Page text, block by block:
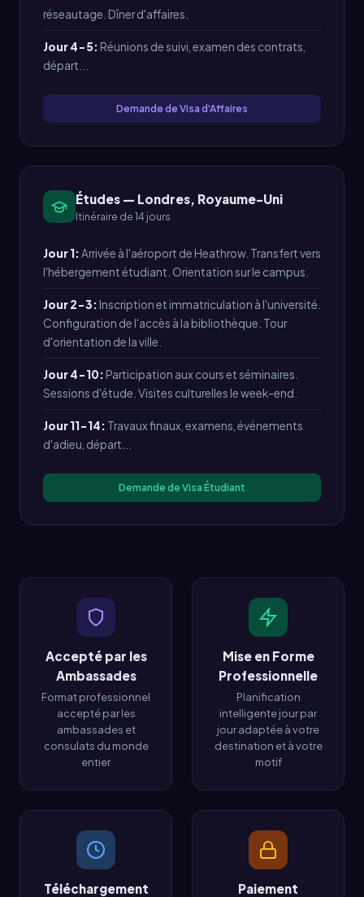
réseautage. Dîner d'affaires.
Jour 4-5: Réunions de suivi, examen des contrats,
départ...
Demande de Visa d'Affaires
Études — Londres, Royaume-Uni
Itinéraire de 14 jours
Jour 1:Arrivée à l'aéroport de Heathrow. Transfert vers
l'hébergement étudiant. Orientation sur le campus.
Jour 2-3: Inscription et immatriculation à l'université.
Configuration de l'accès à la bibliothèque. Tour
d'orientation de la ville.
Jour 4-10: Participation aux cours et séminaires.
Sessions d'étude. Visites culturelles le week-end.
Jour 11-14: Travaux finaux, examens, événements
d'adieu, départ...
Demande de Visa Étudiant
Accepté par les
Ambassades
Format professionnel
accepté par les
ambassades et
consulats du monde
entier
Mise en Forme
Professionnelle
Planification
intelligente jour par
jour adaptée à votre
destination et à votre
motif
Téléchargement
Paiement